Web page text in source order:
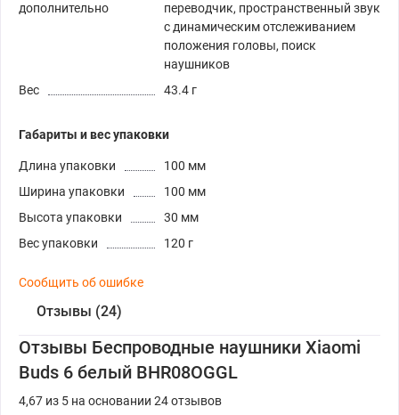
дополнительно
переводчик, пространственный звук
с динамическим отслеживанием
положения головы, поиск
наушников
Вес
43.4 г
Габариты и вес упаковки
Длина упаковки
100 мм
Ширина упаковки
100 мм
Высота упаковки
30 мм
Вес упаковки
120 г
Сообщить об ошибке
Отзывы (24)
Отзывы Беспроводные наушники Xiaomi
Buds 6 белый BHR08OGGL
4,67 из 5 на основании 24 отзывов